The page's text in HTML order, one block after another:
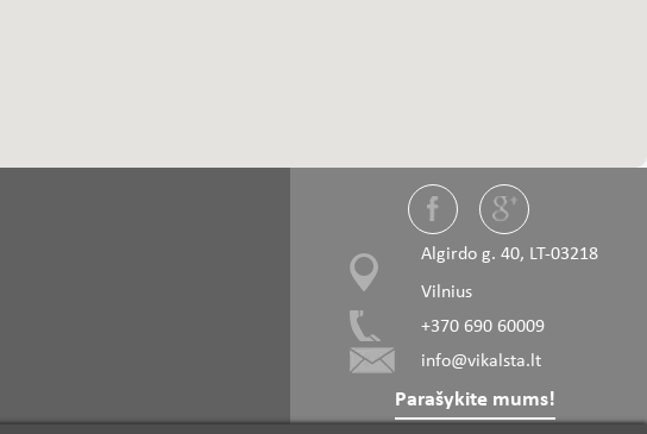
Algirdo g. 40, LT-03218
Vilnius
+370 690 60009
info@vikalsta.lt
Parašykite mums!